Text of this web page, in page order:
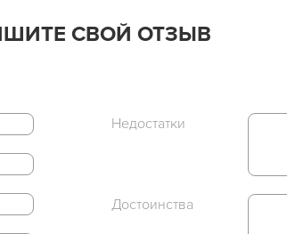
СВОЙ ОТЗЫВ
Недостатки
Достоинства